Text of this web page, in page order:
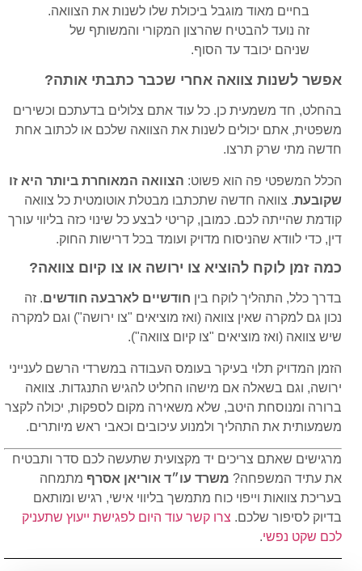
בחיים מאוד מוגבל ביכולת שלו לשנות את הצוואה.
זה נועד להבטיח שהרצון המקורי והמשותף של
שניהם יכובד עד הסוף.
אפשר לשנות צוואה אחרי שכבר כתבתי אותה?
בהחלט, חד משמעית כן. כל עוד אתם צלולים בדעתכם וכשירים
משפטית, אתם יכולים לשנות את הצוואה שלכם או לכתוב אחת
חדשה מתי שרק תרצו.
הכלל המשפטי פה הוא פשוט: הצוואה המאוחרת ביותר היא זו
שקובעת. צוואה חדשה שתכתבו מבטלת אוטומטית כל צוואה
קודמת שהייתה לכם. כמובן, קריטי לבצע כל שינוי כזה בליווי עורך
דין, כדי לוודא שהניסוח מדויק ועומד בכל דרישות החוק.
כמה זמן לוקח להוציא צו ירושה או צו קיום צוואה?
בדרך כלל, התהליך לוקח בין חודשיים לארבעה חודשים. זה
נכון גם למקרה שאין צוואה (ואז מוציאים "צו ירושה") וגם למקרה
שיש צוואה (ואז מוציאים "צו קיום צוואה").
הזמן המדויק תלוי בעיקר בעומס העבודה במשרדי הרשם לענייני
ירושה, וגם בשאלה אם מישהו החליט להגיש התנגדות. צוואה
ברורה ומנוסחת היטב, שלא משאירה מקום לספקות, יכולה לקצר
משמעותית את התהליך ולמנוע עיכובים וכאבי ראש מיותרים.
מרגישים שאתם צריכים יד מקצועית שתעשה לכם סדר ותבטיח
את עתיד המשפחה? משרד עו״ד אוריאן אסרף מתמחה
בעריכת צוואות וייפוי כוח מתמשך בליווי אישי, רגיש ומותאם
בדיוק לסיפור שלכם. צרו קשר עוד היום לפגישת ייעוץ שתעניק
לכם שקט נפשי.